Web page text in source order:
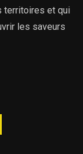
territoires et qui
les saveurs